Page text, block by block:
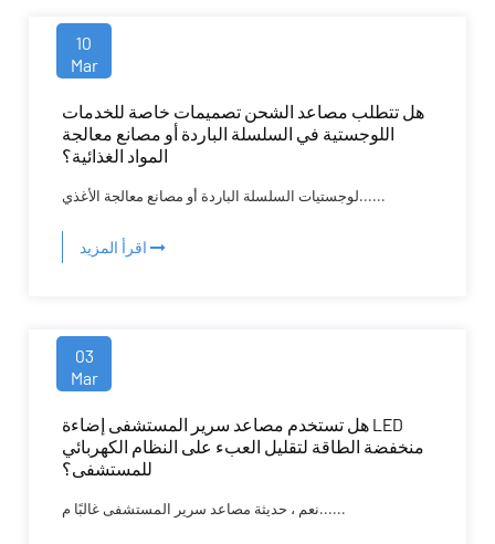
10
Mar
هل تتطلب مصاعد الشحن تصميمات خاصة للخدمات
اللوجستية في السلسلة الباردة أو مصانع معالجة
المواد الغذائية؟
لوجستيات السلسلة الباردة أو مصانع معالجة الأغذي......
اقرأ المزيد
03
Mar
هل تستخدم مصاعد سرير المستشفى إضاءة LED
منخفضة الطاقة لتقليل العبء على النظام الكهربائي
للمستشفى؟
نعم ، حديثة مصاعد سرير المستشفى غالبًا م......